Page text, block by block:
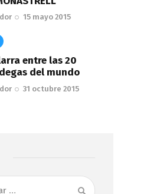
15 mayo 2015
entre las 20
del mundo
31 octubre 2015